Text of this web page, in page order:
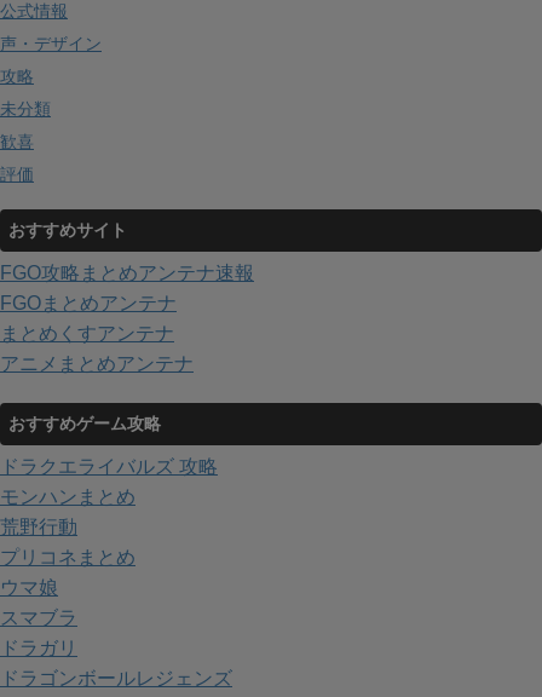
公式情報
声・デザイン
攻略
未分類
歓喜
評価
おすすめサイト
FGO攻略まとめアンテナ速報
FGOまとめアンテナ
まとめくすアンテナ
アニメまとめアンテナ
おすすめゲーム攻略
ドラクエライバルズ 攻略
モンハンまとめ
荒野行動
プリコネまとめ
ウマ娘
スマブラ
ドラガリ
ドラゴンボールレジェンズ